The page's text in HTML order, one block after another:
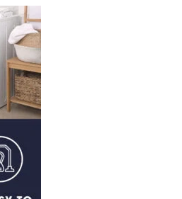
Noodzakelijke cookies zijn essentieel voor
cookies slaan geen persoonlijk
Voorkeuren
Cookies voor voorkeuren stellen een
verandert, zoals uw voorkeurstaal of de
Statistieken
Statistische cookies helpen website-
rapporteren.